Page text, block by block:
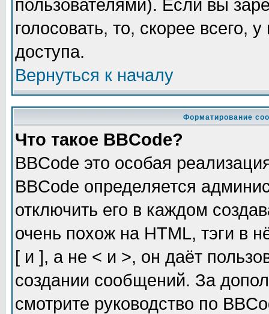
пользователями). Если вы
голосовать, то, скорее всего,
доступа.
Вернуться к началу
Форматирование
Что такое BBCode?
BBCode это особая
BBCode определяется
отключить его в каждом
очень похож на HTML, тэги в
[ и ], а не < и >, он даёт
создании сообщений. За
смотрите руководство по